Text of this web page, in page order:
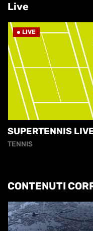
Live
LIVE
SUPERTENNIS
TENNIS
CONTENUTI